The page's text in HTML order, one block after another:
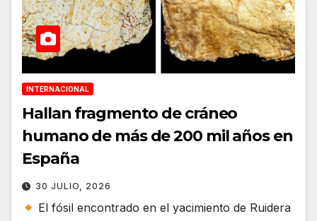
INTERNACIONAL
Hallan fragmento de cráneo
humano de más de 200 mil años en
España
30 JULIO, 2026
El fósil encontrado en el yacimiento de Ruidera